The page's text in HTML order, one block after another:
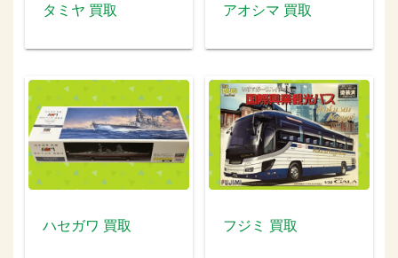
タミヤ 買取 アオシマ 買取
ハセガワ 買取 フジミ 買取